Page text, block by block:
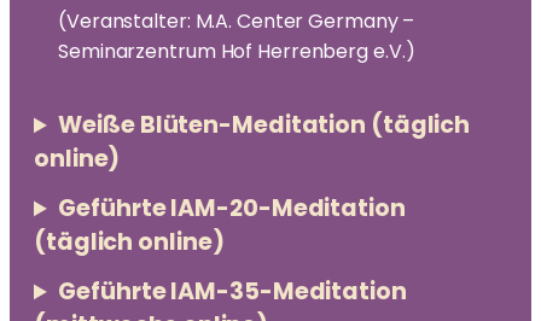
(Veranstalter: M.A. Center Germany –
Seminarzentrum Hof Herrenberg e.V.)
Weiße Blüten-Meditation (täglich
online)
Geführte IAM-20-Meditation
(täglich online)
Geführte IAM-35-Meditation